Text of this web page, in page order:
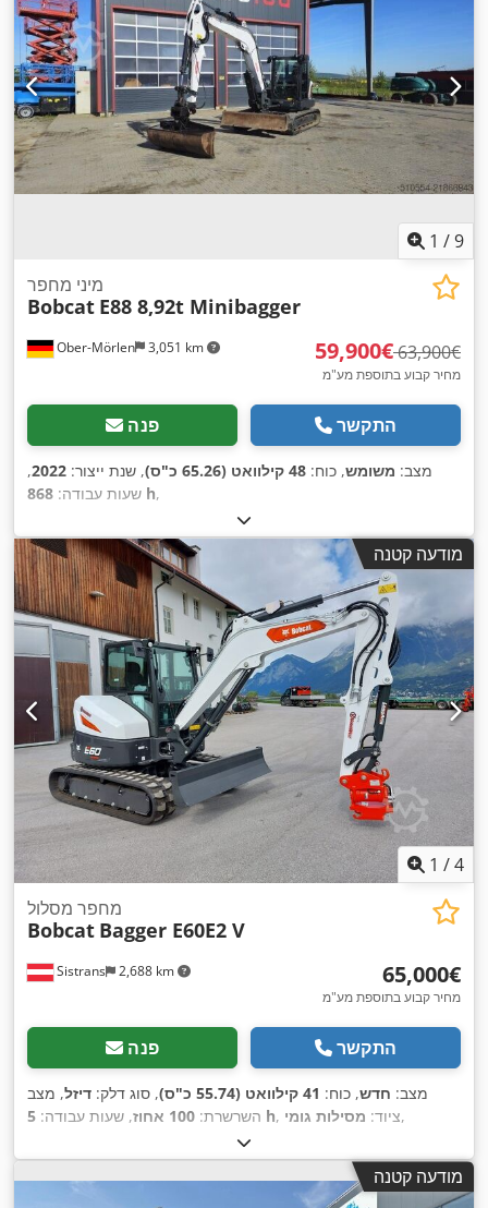
1 /9
Ober-Mörlen 3,051 km
מיני מחפר
Bobcat E88 8,92t Minibagger
‏59,900 ‏€ ‏63,900 ‏€
מחיר קבוע בתוספת מע"מ
פנה התקשר
מצב: משומש, כוח: 48 קילוואט (65.26 כ"ס) , שנת ייצור: 2022
,
שעות עבודה: 868 h,
מודעה קטנה
1 /4
Sistrans 2,688 km
מחפר מסלול
Bobcat Bagger E60E2 V
‏65,000 ‏€
מחיר קבוע בתוספת מע"מ
פנה התקשר
מצב: חדש, כוח: 41 קילוואט (55.74 כ"ס) , סוג דלק: דיזל, מצב
השרשרת: 100 אחוז , שעות עבודה: 5 h , ציוד: מסילות גומי ,
מודעה קטנה